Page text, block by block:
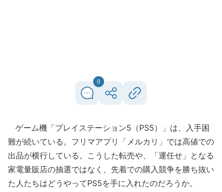
0
ゲーム機「プレイステーション5（PS5）」は、入手困
難が続いている。フリマアプリ「メルカリ」では高値での
出品が横行している。こうした転売や、「運任せ」となる
家電量販店の抽選ではなく、先着での購入競争を勝ち抜い
た人たちはどうやってPS5を手に入れたのだろうか。